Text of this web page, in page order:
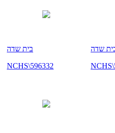
בית שדה
NCHS\596332
שדה